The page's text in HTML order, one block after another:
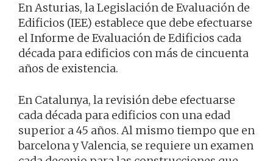
En Asturias, la Legislación de Evaluación de
Edificios (IEE) establece que debe efectuarse
el Informe de Evaluación de Edificios cada
década para edificios con más de cincuenta
años de existencia.
En Catalunya, la revisión debe efectuarse
cada década para edificios con una edad
superior a 45 años. Al mismo tiempo que en
barcelona y Valencia, se requiere un examen